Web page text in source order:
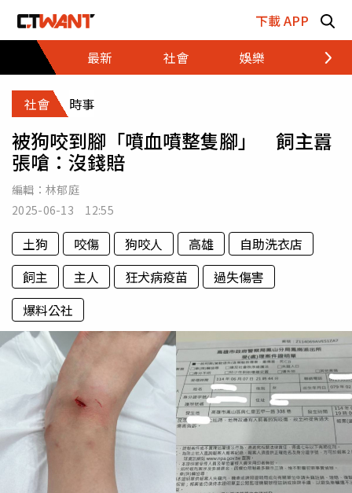
下載 APP
最新
社會 娛樂 財經
社會 時事
被狗咬到腳「噴血噴整隻腳」 飼主囂
張嗆：沒錢賠
編輯： 林郁庭
2025-06-13 12:55
土狗 咬傷 狗咬人 高雄
自助洗衣店
飼主
主人 狂犬病疫苗
過失傷害
爆料公社